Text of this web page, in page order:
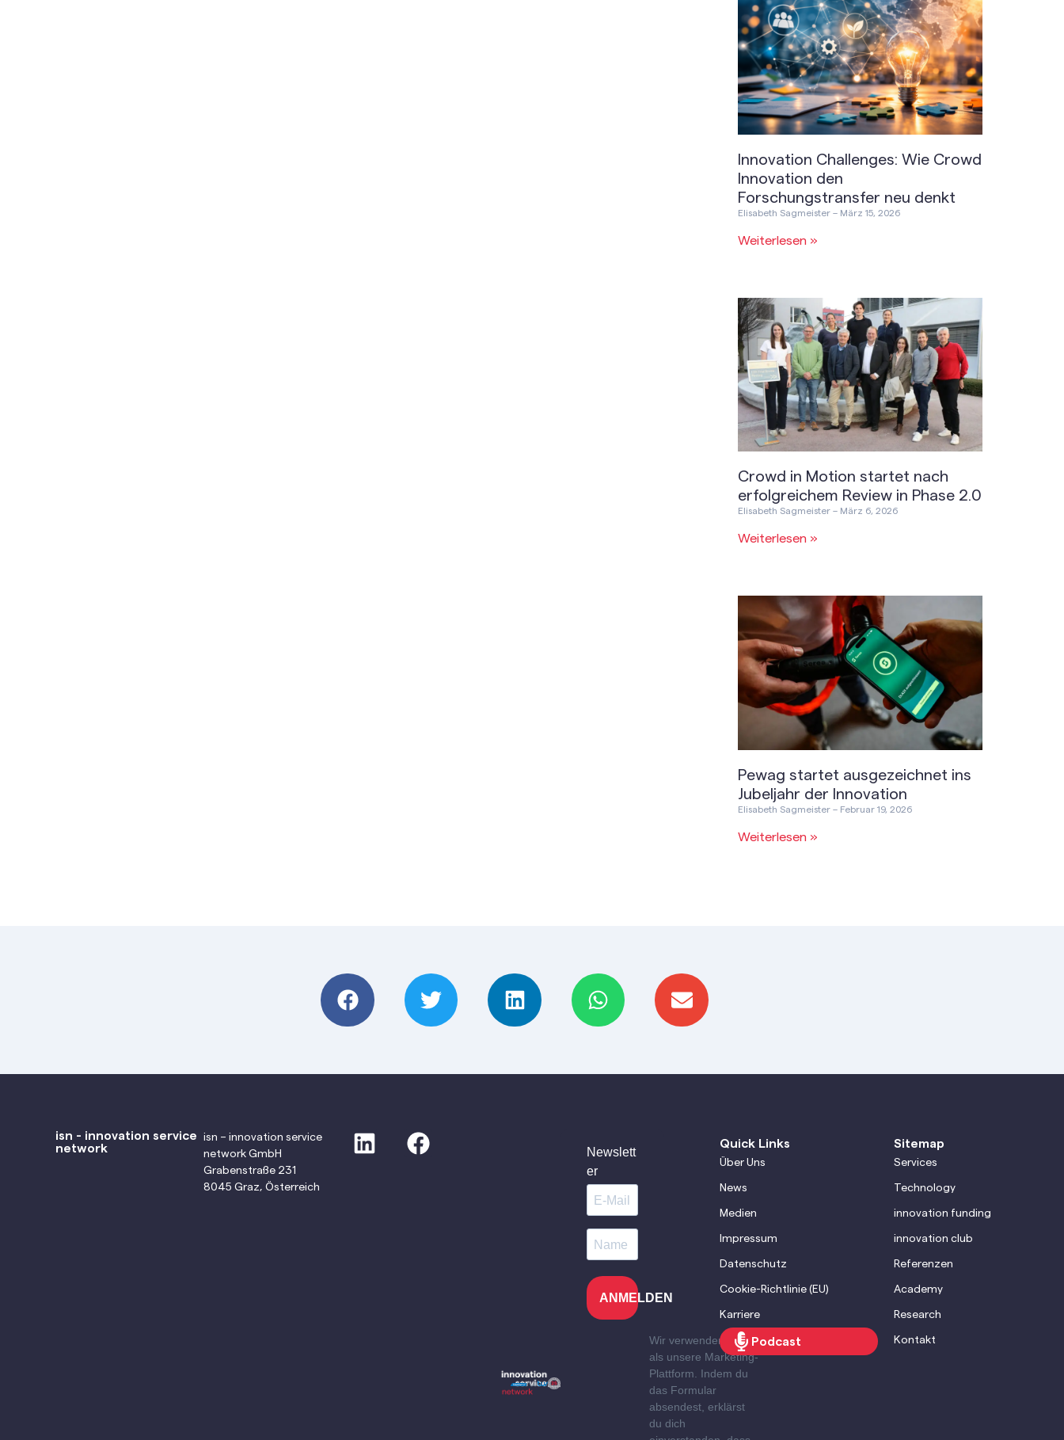
Innovation Challenges: Wie Crowd
Innovation den
Forschungstransfer neu denkt
Elisabeth Sagmeister März 15, 2026
Weiterlesen »
Crowd in Motion startet nach
erfolgreichem Review in Phase 2.0
Elisabeth Sagmeister März 6, 2026
Weiterlesen »
Pewag startet ausgezeichnet ins
Jubeljahr der Innovation
Elisabeth Sagmeister Februar 19, 2026
Weiterlesen »
isn - innovation service
network
isn – innovation service
network GmbH
Grabenstraße 231
8045 Graz, Österreich
Newslett
er
ANMELDEN
Wir verwenden Brevo
als unsere Marketing-
Plattform. Indem du
das Formular
absendest, erklärst
du dich
Quick Links
Über Uns
News
Medien
Impressum
Datenschutz
Cookie-Richtlinie (EU)
Karriere
Podcast
Sitemap
Services
Technology
innovation funding
innovation club
Referenzen
Academy
Research
Kontakt